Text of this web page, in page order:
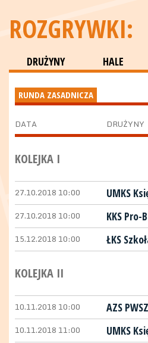
ROZGRYWKI:
DRUŻYNY HALE
RUNDA ZASADNICZA
DATA DRUŻYNY
KOLEJKA I
27.10.2018 10:00 UMKS
27.10.2018 10:00 KKS
15.12.2018 10:00 ŁKS
KOLEJKA II
10.11.2018 10:00 AZS
10.11.2018 11:00 UMKS